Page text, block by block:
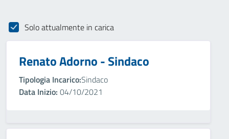
Solo attualmente in carica
Renato Adorno - Sindaco
Tipologia Incarico:Sindaco
Data Inizio: 04/10/2021